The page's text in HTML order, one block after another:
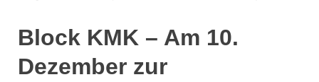
Block KMK – Am 10.
Dezember zur